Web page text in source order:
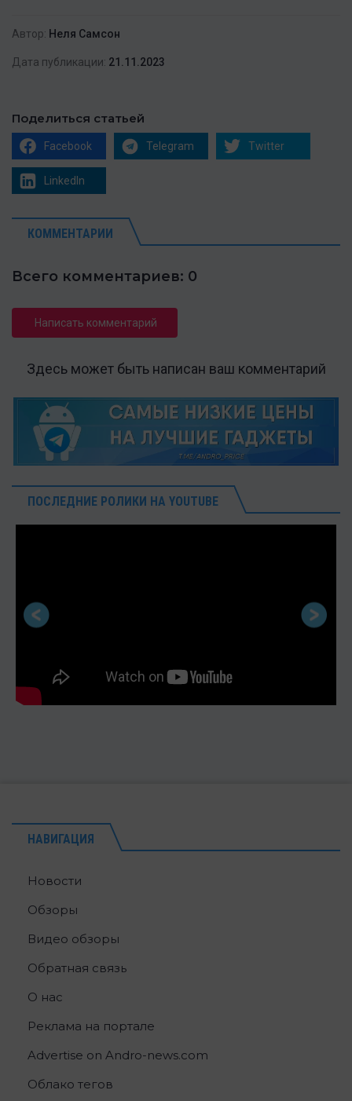
Автор: Неля Самсон
Дата публикации: 21.11.2023
Поделиться статьей
Facebook Telegram Twitter
LinkedIn
КОММЕНТАРИИ
Всего комментариев: 0
Написать комментарий
Здесь может быть написан ваш комментарий
ПОСЛЕДНИЕ РОЛИКИ НА YOUTUBE
НАВИГАЦИЯ
Новости
Обзоры
Видео обзоры
Обратная связь
О нас
Реклама на портале
Advertise on Andro-news.com
Облако тегов